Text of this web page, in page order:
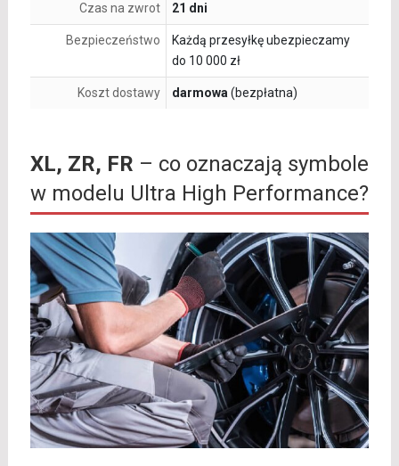
Czas na zwrot 21 dni
Bezpieczeństwo
Każdą przesyłkę ubezpieczamy
do 10 000 zł
Koszt dostawy darmowa (bezpłatna)
XL, ZR, FR – co oznaczają symbole
w modelu Ultra High Performance?